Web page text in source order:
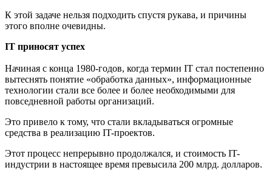
К этой задаче нельзя подходить спустя рукава, и причины
этого вполне очевидны.
IT приносят успех
Начиная с конца 1980-годов, когда термин IT стал постепенно
вытеснять понятие «обработка данных», информационные
технологии стали все более и более необходимыми для
повседневной работы организаций.
Это привело к тому, что стали вкладываться огромные
средства в реализацию IT-проектов.
Этот процесс непрерывно продолжался, и стоимость IT-
индустрии в настоящее время превысила 200 млрд. долларов.